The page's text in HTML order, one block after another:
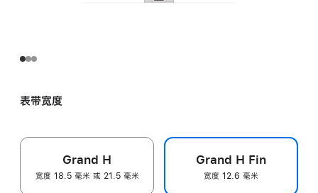
选
项)
表带宽度
Grand H
宽度 18.5 毫米 或 21.5 毫米
Grand H Fin
宽度 12.6 毫米